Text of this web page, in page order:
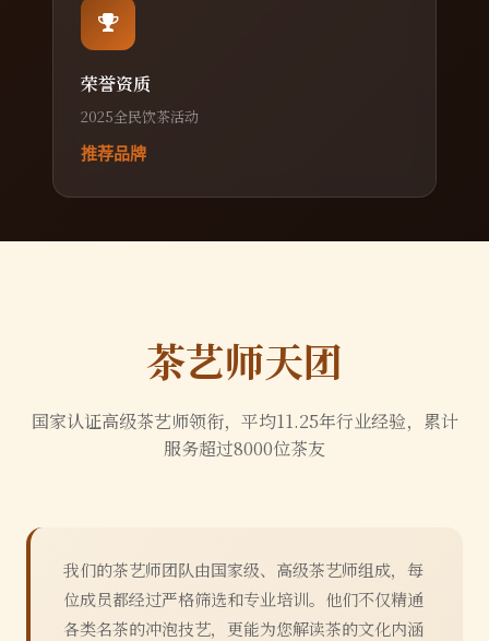
荣誉资质
2025全民饮茶活动
推荐品牌
茶艺师天团
国家认证高级茶艺师领衔，平均11.25年行业经验，累计
服务超过8000位茶友
我们的茶艺师团队由国家级、高级茶艺师组成，每
位成员都经过严格筛选和专业培训。他们不仅精通
各类名茶的冲泡技艺，更能为您解读茶的文化内涵